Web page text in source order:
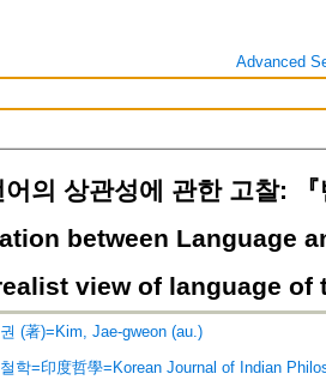
Advanced
의 상관성에 관한 고찰:
between Language
view of language of
(著)=Kim, Jae-gweon (au.)
학=印度哲學=Korean Journal of Indian